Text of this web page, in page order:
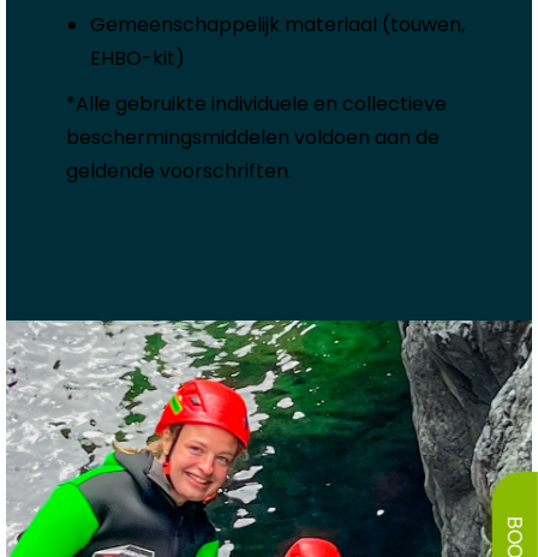
Gemeenschappelijk materiaal (touwen,
EHBO-kit)
*Alle gebruikte individuele en collectieve
beschermingsmiddelen voldoen aan de
geldende voorschriften.